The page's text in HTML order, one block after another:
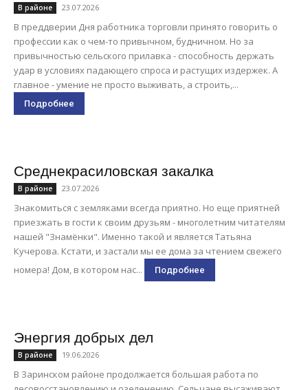
В районе 23.07.2026
В преддверии Дня работника торговли принято говорить о
профессии как о чем-то привычном, будничном. Но за
привычностью сельского прилавка - способность держать
удар в условиях падающего спроса и растущих издержек. А
главное - умение не просто выживать, а строить,...
Подробнее
Среднекрасиловская закалка
В районе 23.07.2026
Знакомиться с земляками всегда приятно. Но еще приятней
приезжать в гости к своим друзьям - многолетним читателям
нашей "Знамёнки". Именно такой и является Татьяна
Кучерова. Кстати, и застали мы ее дома за чтением свежего
номера! Дом, в котором нас...
Подробнее
Энергия добрых дел
В районе 19.06.2026
В Заринском районе продолжается большая работа по